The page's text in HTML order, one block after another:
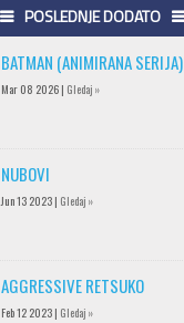
POSLEDNJE DODATO
BATMAN (ANIMIRANA SERIJA)
Mar 08 2026 | Gledaj »
NUBOVI
Jun 13 2023 | Gledaj »
AGGRESSIVE RETSUKO
Feb 12 2023 | Gledaj »